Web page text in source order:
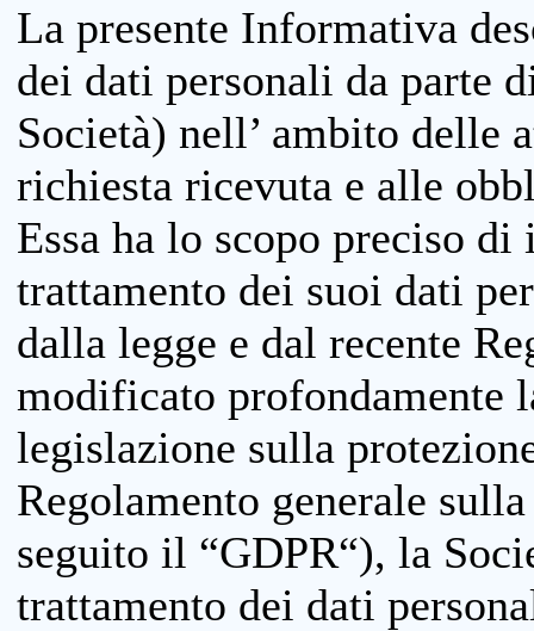
La presente Informativa
dei dati personali da parte
Società) nell’ ambito delle
richiesta ricevuta e alle
Essa ha lo scopo preciso
trattamento dei suoi dati
dalla legge e dal recente
modificato profondamente
legislazione sulla
Regolamento generale
seguito il “GDPR“), la
trattamento dei dati